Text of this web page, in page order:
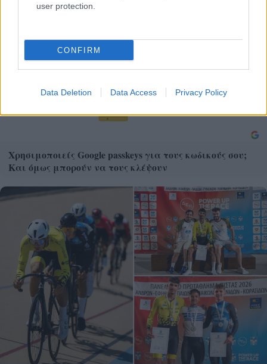
user protection.
CONFIRM
Data Deletion Data Access Privacy Policy
Χρησιμοποιείς Google passkeys για τους κωδικούς σου;
Και όμως μπορούν να τους κλέψουν